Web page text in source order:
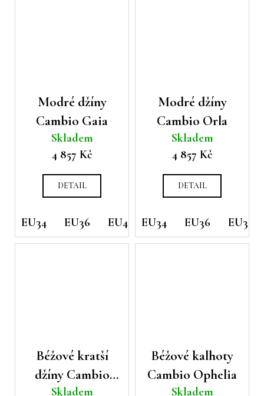
Modré džíny
Cambio Gaia
Skladem
4 857 Kč
DETAIL
EU34 EU36 EU40
Modré džíny
Cambio Orla
Skladem
4 857 Kč
DETAIL
EU34 EU36 EU38
Béžové kratší
džíny Cambio
Skladem
Béžové kalhoty
Cambio Ophelia
Skladem